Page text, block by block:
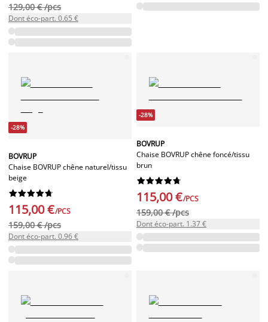
129,00 € /pcs
Dont éco-part. 0.65 €
-28%
BOVRUP
Chaise BOVRUP chêne naturel/tissu
beige






115,00 €/PCS
159,00 € /pcs
Dont éco-part. 0.96 €
-28%
BOVRUP
Chaise BOVRUP chêne foncé/tissu
brun






115,00 €/PCS
159,00 € /pcs
Dont éco-part. 1.37 €